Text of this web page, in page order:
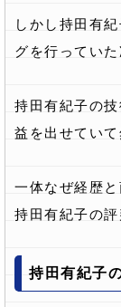
しかし持田有
グを行ってい
持田有紀子の
益を出せていて
一体なぜ経歴
持田有紀子の評
持田有紀子